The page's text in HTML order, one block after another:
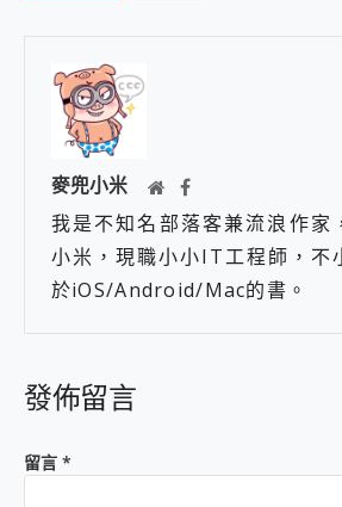
麥兜小米
我是不知名部落客兼流浪作家
小米，現職小小IT工程師，不
於iOS/Android/Mac的書。
發佈留言
留言 *